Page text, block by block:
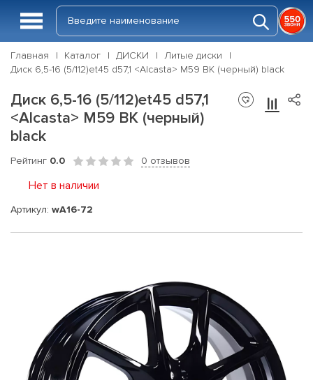
Главная Каталог ДИСКИ
Литые диски
Диск 6,5-16 (5/112)et45 d57,1 <Alcasta> M59 BK (черный) black
Диск 6,5-16 (5/112)et45 d57,1
<Alcasta> M59 BK (черный)
black
Рейтинг 0.0 0 отзывов
Нет в наличии
Артикул: wA16-72